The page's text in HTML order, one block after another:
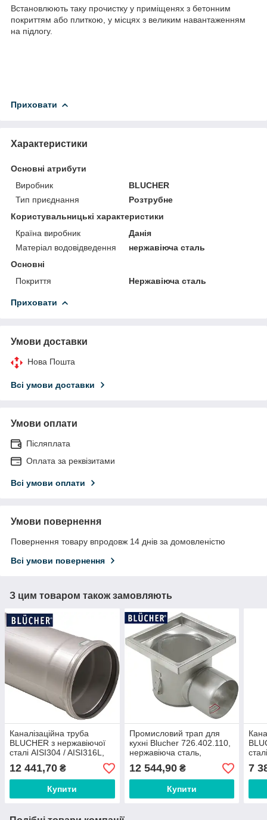
Встановлюють таку прочистку у приміщенях з бетонним
покриттям або плиткою, у місцях з великим навантаженням
на підлогу.
Приховати
Характеристики
Основні атрибути
Виробник
BLUCHER
Тип приєднання
Розтрубне
Користувальницькі характеристики
Країна виробник
Данія
Матеріал водовідведення
нержавіюча сталь
Основні
Покриття
Нержавіюча сталь
Приховати
Умови доставки
Нова Пошта
Всі умови доставки
Умови оплати
Післяплата
Оплата за реквізитами
Всі умови оплати
Умови повернення
Повернення товару впродовж 14 днів за домовленістю
Всі умови повернення
З цим товаром також замовляють
Каналізаційна труба
BLUCHER з нержавіючої
сталі AISI304 / AISI316L,
500мм, DN250
12 441,70 ₴
Купити
Промисловий трап для
кухні Blucher 726.402.110,
нержавіюча сталь,
горизонтальний вихід
D110
12 544,90₴
Купити
7